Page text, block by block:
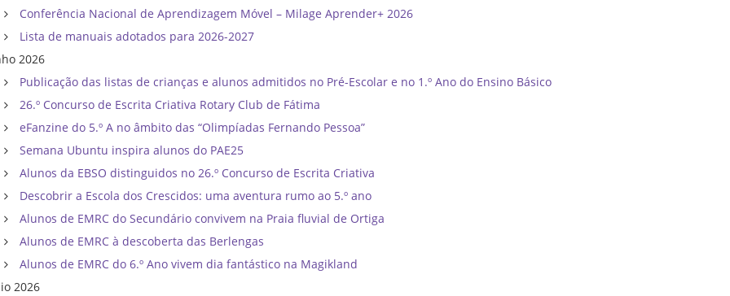
Conferência Nacional de Aprendizagem Móvel – Milage Aprender+ 2026
Lista de manuais adotados para 2026-2027
2026
Publicação das listas de crianças e alunos admitidos no Pré-Escolar e no 1.º Ano do Ensino Básico
26.º Concurso de Escrita Criativa Rotary Club de Fátima
eFanzine do 5.º A no âmbito das “Olimpíadas Fernando Pessoa”
Semana Ubuntu inspira alunos do PAE25
Alunos da EBSO distinguidos no 26.º Concurso de Escrita Criativa
Descobrir a Escola dos Crescidos: uma aventura rumo ao 5.º ano
Alunos de EMRC do Secundário convivem na Praia fluvial de Ortiga
Alunos de EMRC à descoberta das Berlengas
Alunos de EMRC do 6.º Ano vivem dia fantástico na Magikland
2026